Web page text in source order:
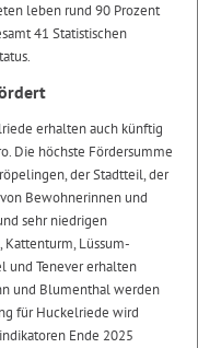
leben rund 90 Prozent
41 Statistischen
erhalten auch künftig
Die höchste Fördersumme
der Stadtteil, der
Bewohnerinnen und
sehr niedrigen
Lüssum-
und Tenever erhalten
und Blumenthal werden
für Huckelriede wird
Ende 2025